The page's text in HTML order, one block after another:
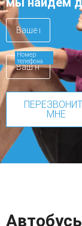
Номер
телефона
МНЕ